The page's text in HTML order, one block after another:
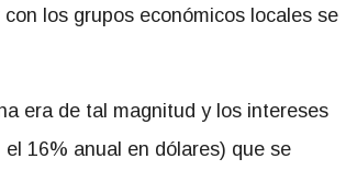
los grupos económicos locales se
era de tal magnitud y los intereses
16% anual en dólares) que se